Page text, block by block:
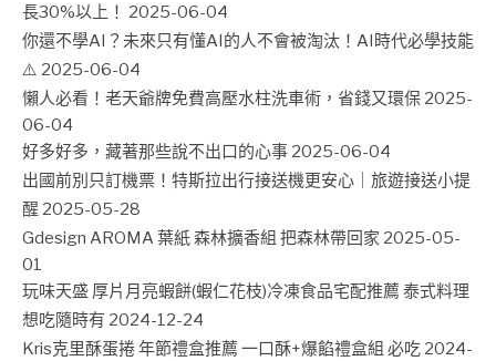
長30%以上！ 2025-06-04
你還不學AI？未來只有懂AI的人不會被淘汰！AI時代必學技能
⚠️ 2025-06-04
懶人必看！老天爺牌免費高壓水柱洗車術，省錢又環保 2025-
06-04
好多好多，藏著那些說不出口的心事 2025-06-04
出國前別只訂機票！特斯拉出行接送機更安心｜旅遊接送小提
醒 2025-05-28
Gdesign AROMA 葉紙 森林擴香組 把森林帶回家 2025-05-
01
玩味天盛 厚片月亮蝦餅(蝦仁花枝)冷凍食品宅配推薦 泰式料理
想吃隨時有 2024-12-24
Kris克里酥蛋捲 年節禮盒推薦 一口酥+爆餡禮盒組 必吃 2024-